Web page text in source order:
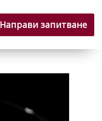
Направи запитване